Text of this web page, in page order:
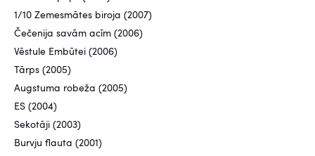
1/10 Zemesmātes biroja (2007)
Čečenija savām acīm (2006)
Vēstule Embūtei (2006)
Tārps (2005)
Augstuma robeža (2005)
ES (2004)
Sekotāji (2003)
Burvju flauta (2001)